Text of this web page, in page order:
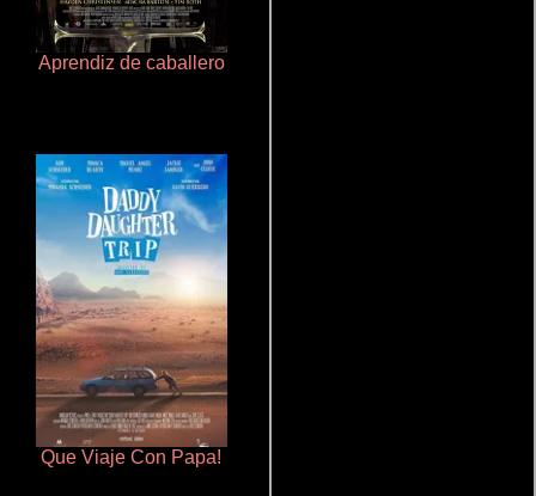
Aprendiz de caballero
Que Viaje Con Papa!